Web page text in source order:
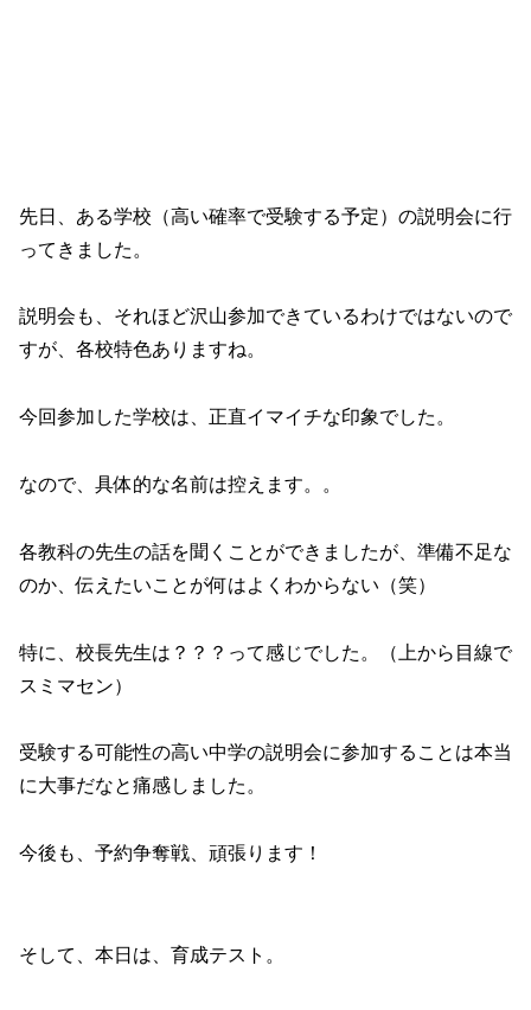
先日、ある学校（高い確率で受験する予定）の説明会に行
ってきました。
説明会も、それほど沢山参加できているわけではないので
すが、各校特色ありますね。
今回参加した学校は、正直イマイチな印象でした。
なので、具体的な名前は控えます。。
各教科の先生の話を聞くことができましたが、準備不足な
のか、伝えたいことが何はよくわからない（笑）
特に、校長先生は？？？って感じでした。（上から目線で
スミマセン）
受験する可能性の高い中学の説明会に参加することは本当
に大事だなと痛感しました。
今後も、予約争奪戦、頑張ります！
そして、本日は、育成テスト。